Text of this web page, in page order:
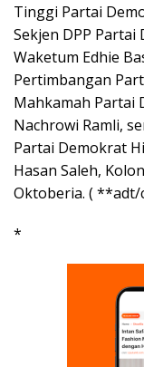
Tinggi Partai
Sekjen DPP
Waketum Edhie
Pertimbangan
Mahkamah Partai
Nachrowi Ramli,
Partai Demokrat
Hasan Saleh,
Oktoberia. ( **adt/
*